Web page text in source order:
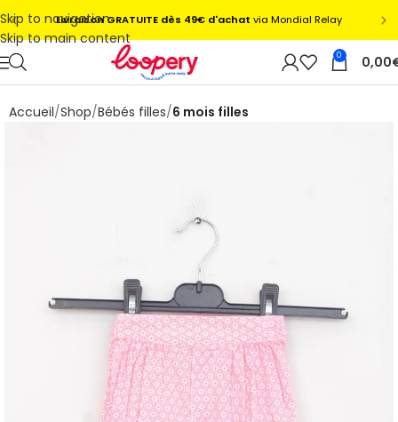
Skip to navigation
Skip to main content
0 0,00
Accueil Shop Bébés filles 6 mois filles